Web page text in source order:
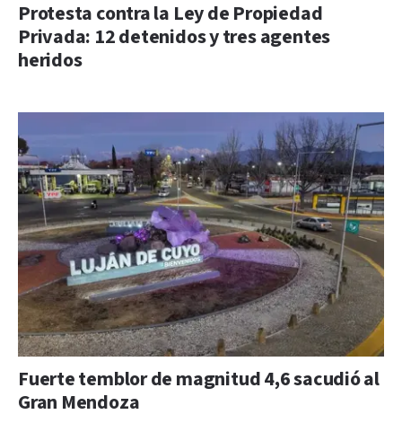
Protesta contra la Ley de Propiedad
Privada: 12 detenidos y tres agentes
heridos
Fuerte temblor de magnitud 4,6 sacudió al
Gran Mendoza